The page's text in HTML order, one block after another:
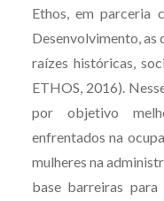
Ethos, em parceria
Desenvolvimento, as
raízes históricas,
ETHOS, 2016).
por objetivo
enfrentados na
mulheres na
base barreiras para